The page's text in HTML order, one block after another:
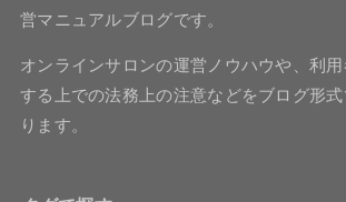
営マニュアルブログです。
オンラインサロンの運営ノウハウや、利
する上での法務上の注意などをブログ形
ります。